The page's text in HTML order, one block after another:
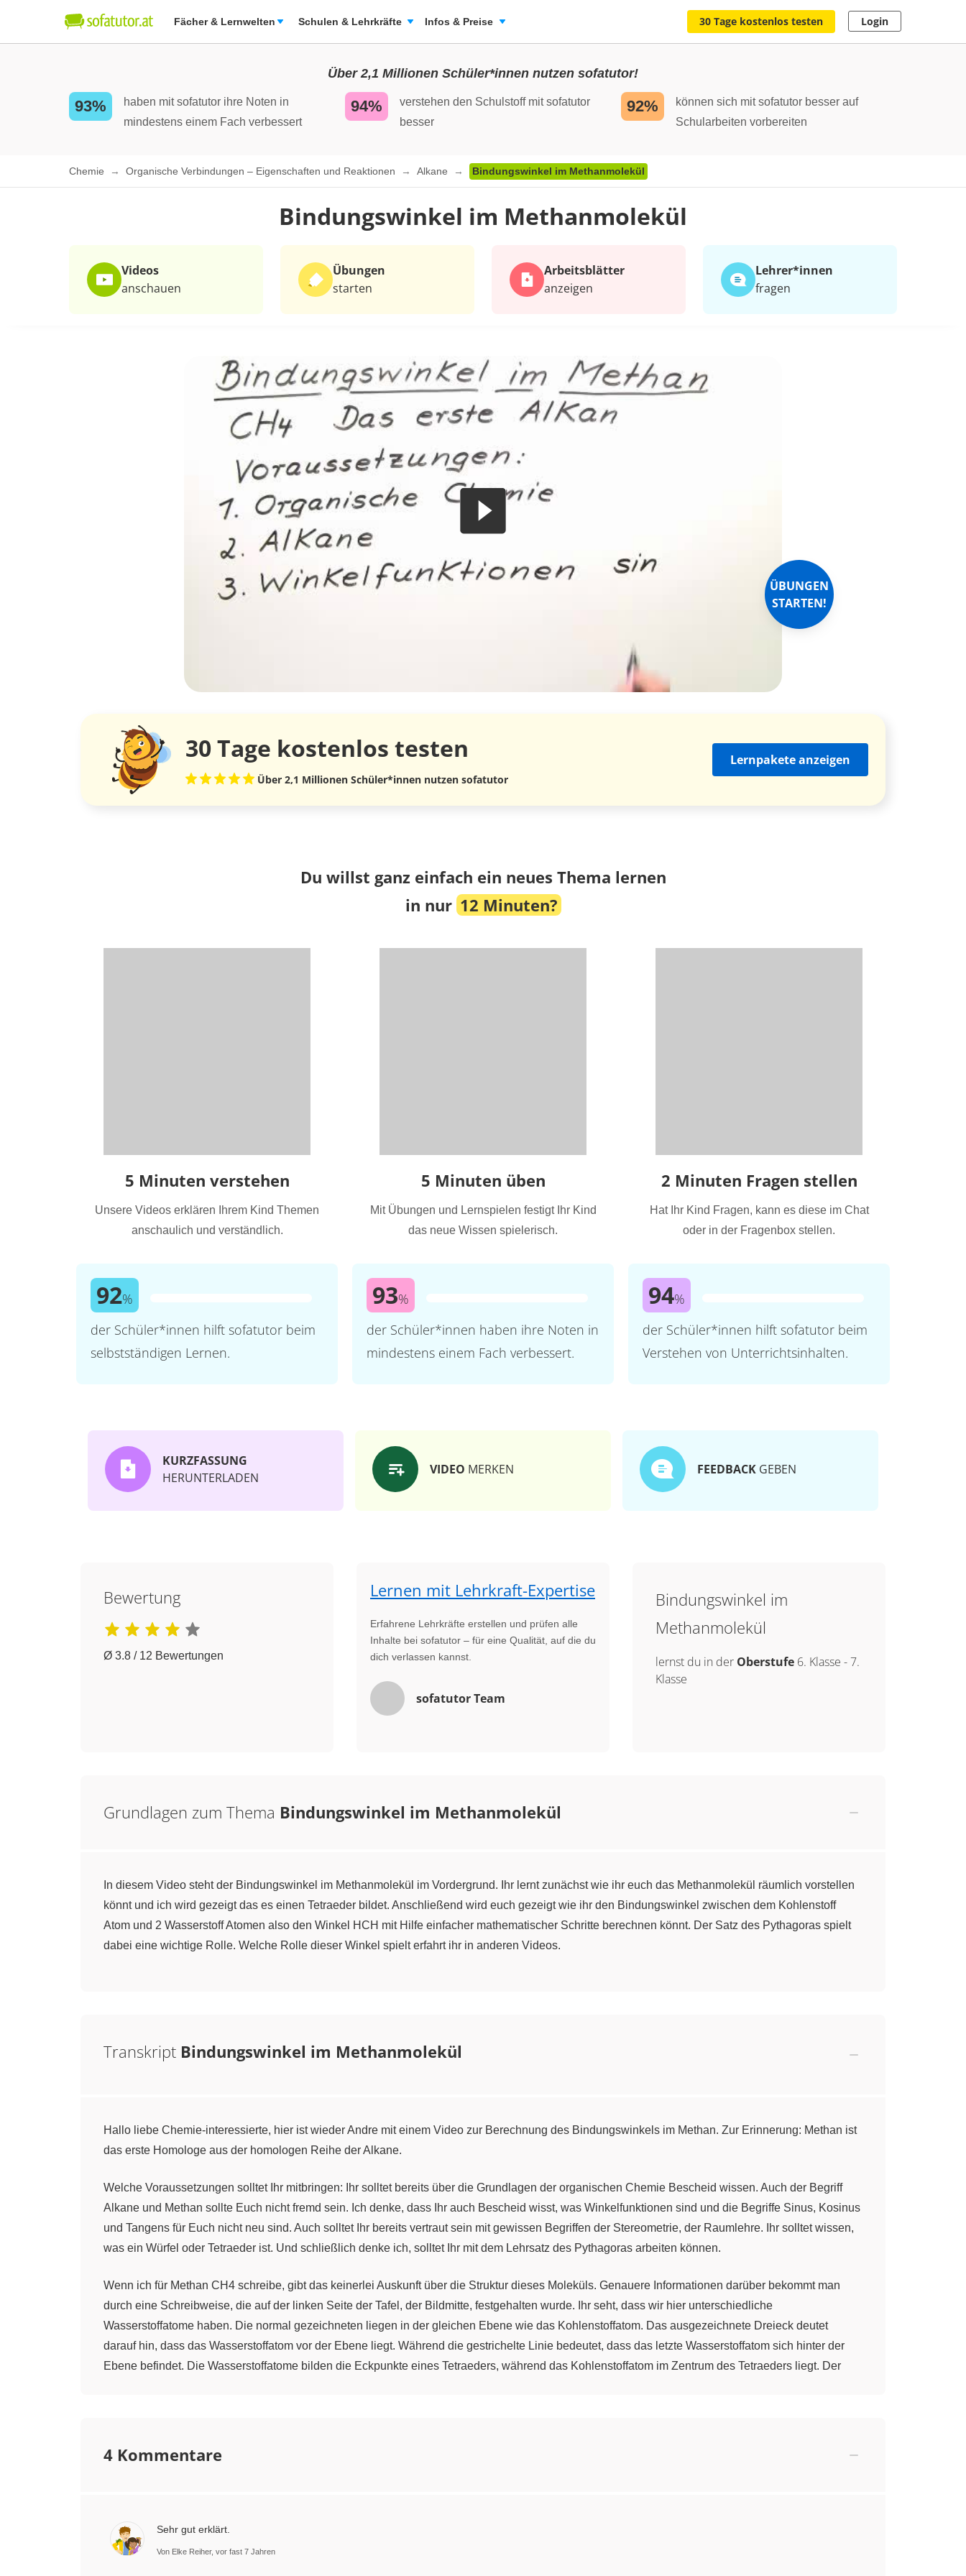
Fächer & Lernwelten Schulen & Lehrkräfte Infos & Preise 30 Tage kostenlos testen Login
Über 2,1 Millionen Schüler*innen nutzen sofatutor!
93%
haben mit sofatutor ihre Noten in
mindestens einem Fach verbessert
94%
verstehen den Schulstoff mit sofatutor
besser
92%
können sich mit sofatutor besser auf
Schularbeiten vorbereiten
Chemie Organische Verbindungen – Eigenschaften und Reaktionen Alkane Bindungswinkel im Methanmolekül
Bindungswinkel im Methanmolekül
Videos
anschauen
Übungen
starten
Arbeits­blätter
anzeigen
Lehrer*​innen
fragen
ÜBUNGEN
STARTEN!
30 Tage kostenlos testen
Über 2,1 Millionen Schüler*innen nutzen sofatutor
Lernpakete anzeigen
Du willst ganz einfach ein neues Thema lernen
in nur 12 Minuten?
5 Minuten verstehen
Unsere Videos erklären Ihrem Kind Themen
anschaulich und verständlich.
92%
der Schüler*innen hilft sofatutor beim
selbstständigen Lernen.
5 Minuten üben
Mit Übungen und Lernspielen festigt Ihr Kind
das neue Wissen spielerisch.
93%
der Schüler*innen haben ihre Noten in
mindestens einem Fach verbessert.
2 Minuten Fragen stellen
Hat Ihr Kind Fragen, kann es diese im Chat
oder in der Fragenbox stellen.
94%
der Schüler*innen hilft sofatutor beim
Verstehen von Unterrichtsinhalten.
KURZFASSUNG
HERUNTERLADEN
VIDEO MERKEN FEEDBACK GEBEN
Bewertung
Ø 3.8 / 12 Bewertungen
Lernen mit Lehrkraft-Expertise
Erfahrene Lehrkräfte erstellen und prüfen alle
Inhalte bei sofatutor – für eine Qualität, auf die du
dich verlassen kannst.
sofatutor Team
Bindungswinkel im
Methanmolekül
lernst du in der Oberstufe 6. Klasse -7.
Klasse
Grundlagen zum Thema Bindungswinkel im Methanmolekül
In diesem Video steht der Bindungswinkel im Methanmolekül im Vordergrund. Ihr lernt zunächst wie ihr euch das Methanmolekül räumlich vorstellen
könnt und ich wird gezeigt das es einen Tetraeder bildet. Anschließend wird euch gezeigt wie ihr den Bindungswinkel zwischen dem Kohlenstoff
Atom und 2 Wasserstoff Atomen also den Winkel HCH mit Hilfe einfacher mathematischer Schritte berechnen könnt. Der Satz des Pythagoras spielt
dabei eine wichtige Rolle. Welche Rolle dieser Winkel spielt erfahrt ihr in anderen Videos.
Transkript Bindungswinkel im Methanmolekül
Hallo liebe Chemie-interessierte, hier ist wieder Andre mit einem Video zur Berechnung des Bindungswinkels im Methan. Zur Erinnerung: Methan ist
das erste Homologe aus der homologen Reihe der Alkane.
Welche Voraussetzungen solltet Ihr mitbringen: Ihr solltet bereits über die Grundlagen der organischen Chemie Bescheid wissen. Auch der Begriff
Alkane und Methan sollte Euch nicht fremd sein. Ich denke, dass Ihr auch Bescheid wisst, was Winkelfunktionen sind und die Begriffe Sinus, Kosinus
und Tangens für Euch nicht neu sind. Auch solltet Ihr bereits vertraut sein mit gewissen Begriffen der Stereometrie, der Raumlehre. Ihr solltet wissen,
was ein Würfel oder Tetraeder ist. Und schließlich denke ich, solltet Ihr mit dem Lehrsatz des Pythagoras arbeiten können.
Wenn ich für Methan CH4 schreibe, gibt das keinerlei Auskunft über die Struktur dieses Moleküls. Genauere Informationen darüber bekommt man
durch eine Schreibweise, die auf der linken Seite der Tafel, der Bildmitte, festgehalten wurde. Ihr seht, dass wir hier unterschiedliche
Wasserstoffatome haben. Die normal gezeichneten liegen in der gleichen Ebene wie das Kohlenstoffatom. Das ausgezeichnete Dreieck deutet
darauf hin, dass das Wasserstoffatom vor der Ebene liegt. Während die gestrichelte Linie bedeutet, dass das letzte Wasserstoffatom sich hinter der
Ebene befindet. Die Wasserstoffatome bilden die Eckpunkte eines Tetraeders, während das Kohlenstoffatom im Zentrum des Tetraeders liegt. Der
räumlich versetzt am gegenüberliegenden Quadrat, das weitere Paar an Wasserstoffatomen. Das Kohlenstoffatom liegt im Zentrum des Würfels. Nun
gesuchten Bindungswinkel Alpha in die Modellskizze eintragen. Der erste Schritt ist das Fällen des Lotes von dem blauen Punkt, dem
Kohlenstoffatom, auf das darunter befindliche Quadrat, die Seitenfläche des Würfels. Der Lotfußpunkt wird schwarz symbolisiert. Gleichzeitig erhalten
4 Kommentare
Sehr gut erklärt.
Von Elke Reiher, vor fast 7 Jahren